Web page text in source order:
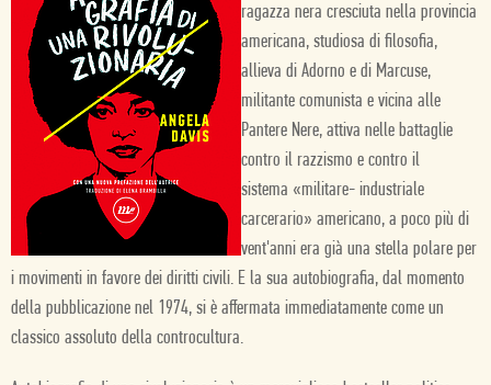
ragazza nera cresciuta nella provincia
americana, studiosa di filosofia,
allieva di Adorno e di Marcuse,
militante comunista e vicina alle
Pantere Nere, attiva nelle battaglie
contro il razzismo e contro il
sistema «militare- industriale
carcerario» americano, a poco più di
vent'anni era già una stella polare per
i movimenti in favore dei diritti civili. E la sua autobiografia, dal momento
della pubblicazione nel 1974, si è affermata immediatamente come un
classico assoluto della controcultura.